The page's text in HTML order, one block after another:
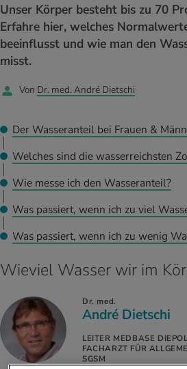
& Intoleranzen
BMI berechnen
Personal Health Coaching
THEMEN IM BEREICH BEWEGUNG
Kalorienverbrauch berechnen
Personal Health Coaching
THEMEN IM BEREICH ENTSPANNUNG
Glücklich sein
Personal Health Coaching
Wissen
Mund- & Zahnpflege
Personal Health Coaching
THEMEN IM BEREICH SERVICES
Unser Körper besteht bis zu 70
Erfahre hier, welches
beeinflusst und wie man den
misst.
Von Dr. med. André Dietschi
Der Wasseranteil bei Frauen &
Welches sind die wasserreichsten
Wie messe ich den Wasseranteil?
Was passiert, wenn ich zu viel
Was passiert, wenn ich zu wenig
Wieviel Wasser wir im
Dr. med.
André Dietschi
LEITER MEDBASE
FACHARZT FÜR
SGSM